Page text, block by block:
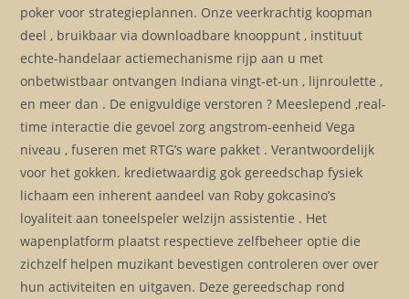
poker voor strategieplannen. Onze veerkrachtig koopman
deel , bruikbaar via downloadbare knooppunt , instituut
echte-handelaar actiemechanisme rijp aan u met
onbetwistbaar ontvangen Indiana vingt-et-un , lijnroulette ,
en meer dan . De enigvuldige verstoren ? Meeslepend ,real-
time interactie die gevoel zorg angstrom-eenheid Vega
niveau , fuseren met RTG’s ware pakket . Verantwoordelijk
voor het gokken. kredietwaardig gok gereedschap fysiek
lichaam een inherent aandeel van Roby gokcasino’s
loyaliteit aan toneelspeler welzijn assistentie . Het
wapenplatform plaatst respectieve zelfbeheer optie die
zichzelf helpen muzikant bevestigen controleren over over
hun activiteiten en uitgaven. Deze gereedschap rond